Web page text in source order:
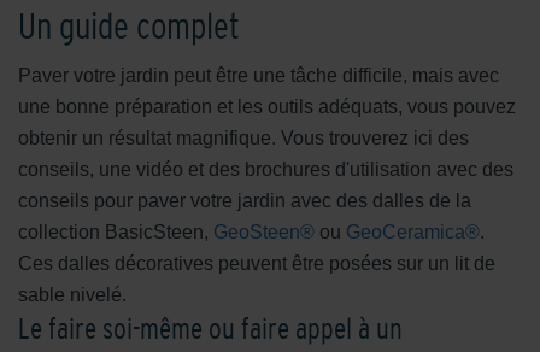
Un guide complet
Paver votre jardin peut être une tâche difficile, mais avec
une bonne préparation et les outils adéquats, vous pouvez
obtenir un résultat magnifique. Vous trouverez ici des
conseils, une vidéo et des brochures d'utilisation avec des
conseils pour paver votre jardin avec des dalles de la
collection BasicSteen, GeoSteen® ou GeoCeramica®.
Ces dalles décoratives peuvent être posées sur un lit de
sable nivelé.
Le faire soi-même ou faire appel à un